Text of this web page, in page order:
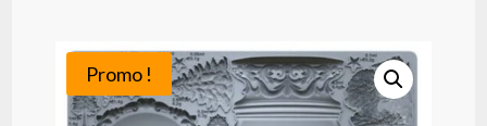
Promo !